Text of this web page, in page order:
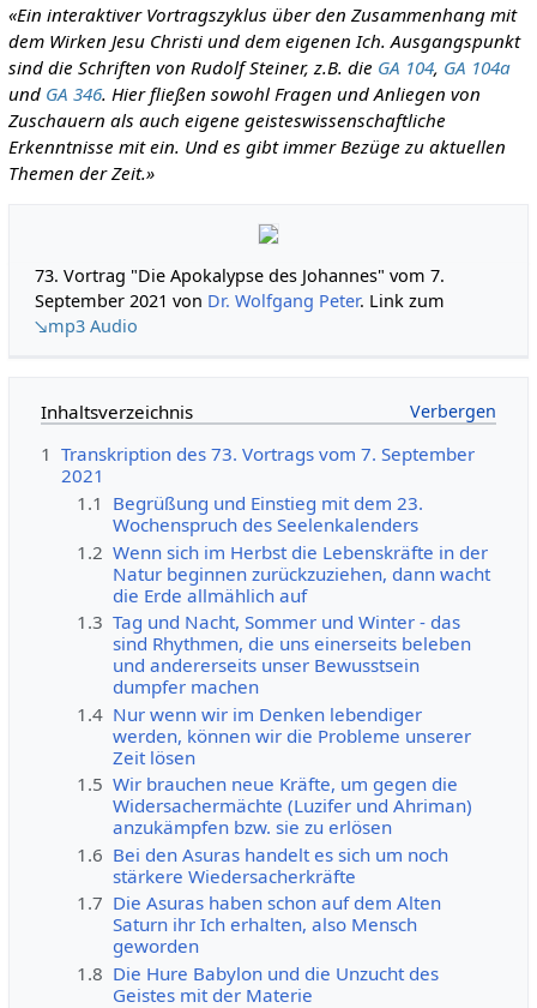
«Ein interaktiver Vortragszyklus über den Zusammenhang mit
dem Wirken Jesu Christi und dem eigenen Ich. Ausgangspunkt
sind die Schriften von Rudolf Steiner, z.B. die GA 104, GA 104a
und GA 346. Hier fließen sowohl Fragen und Anliegen von
Zuschauern als auch eigene geisteswissenschaftliche
Erkenntnisse mit ein. Und es gibt immer Bezüge zu aktuellen
Themen der Zeit.»
73. Vortrag "Die Apokalypse des Johannes" vom 7.
September 2021 von Dr. Wolfgang Peter. Link zum
↘mp3 Audio
Inhaltsverzeichnis
1 Transkription des 73. Vortrags vom 7. September
2021
1.1 Begrüßung und Einstieg mit dem 23.
Wochenspruch des Seelenkalenders
1.2 Wenn sich im Herbst die Lebenskräfte in der
Natur beginnen zurückzuziehen, dann wacht
die Erde allmählich auf
1.3 Tag und Nacht, Sommer und Winter - das
sind Rhythmen, die uns einerseits beleben
und andererseits unser Bewusstsein
dumpfer machen
1.4 Nur wenn wir im Denken lebendiger
werden, können wir die Probleme unserer
Zeit lösen
1.5 Wir brauchen neue Kräfte, um gegen die
Widersachermächte (Luzifer und Ahriman)
anzukämpfen bzw. sie zu erlösen
1.6 Bei den Asuras handelt es sich um noch
stärkere Wiedersacherkräfte
1.7 Die Asuras haben schon auf dem Alten
Saturn ihr Ich erhalten, also Mensch
geworden
1.8 Die Hure Babylon und die Unzucht des
Geistes mit der Materie